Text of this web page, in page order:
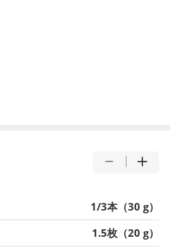
1/3本（30 g）
1.5枚（20 g）